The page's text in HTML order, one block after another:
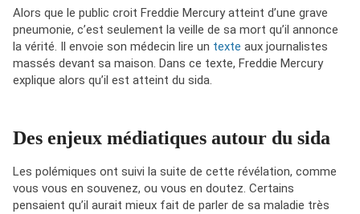
Alors que le public croit Freddie Mercury atteint d’une grave
pneumonie, c’est seulement la veille de sa mort qu’il annonce
la vérité. Il envoie son médecin lire un texte aux journalistes
massés devant sa maison. Dans ce texte, Freddie Mercury
explique alors qu’il est atteint du sida.
Des enjeux médiatiques autour du sida
Les polémiques ont suivi la suite de cette révélation, comme
vous vous en souvenez, ou vous en doutez. Certains
pensaient qu’il aurait mieux fait de parler de sa maladie très